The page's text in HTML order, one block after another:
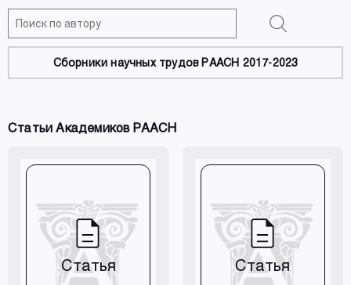
Сборники научных трудов РААСН 2017-2023
Статьи Академиков РААСН
Статья Статья